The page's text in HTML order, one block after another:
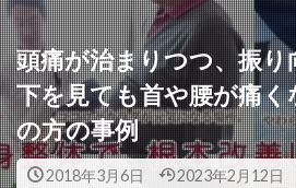
頭痛が治まりつつ、振
下を見ても首や腰が痛く
の方の事例
2018年3月6日
2023年2月12日